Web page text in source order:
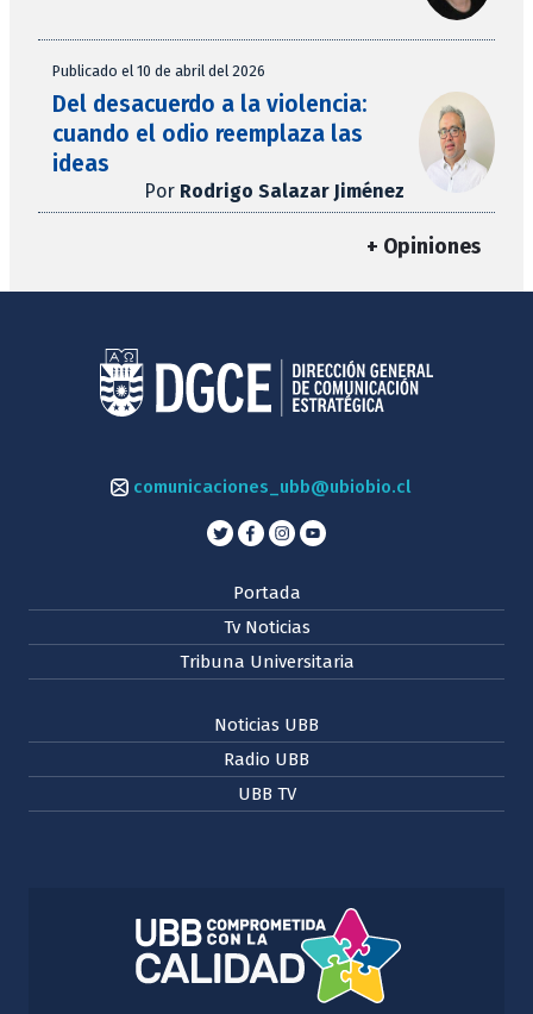
Publicado el 10 de abril del 2026
Del desacuerdo a la violencia:
cuando el odio reemplaza las
ideas
Por Rodrigo Salazar Jiménez
+ Opiniones
comunicaciones_ubb@ubiobio.cl
Portada
Tv Noticias
Tribuna Universitaria
Noticias UBB
Radio UBB
UBB TV